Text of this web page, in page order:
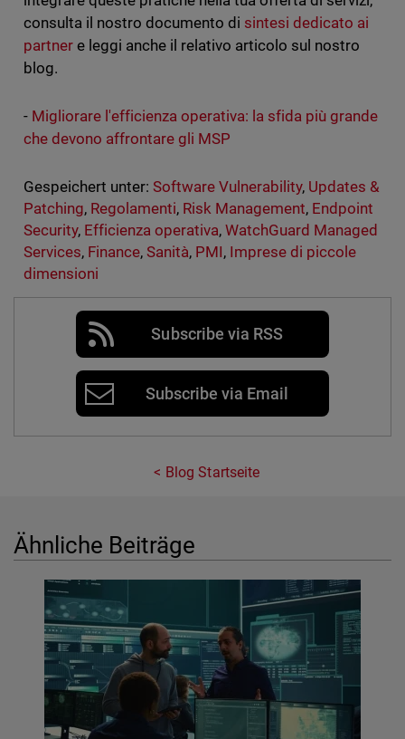
consulta il nostro documento di sintesi dedicato ai
partnere leggi anche il relativo articolo sul nostro
blog.
- Migliorare l'efficienza operativa: la sfida più grande
che devono affrontare gli MSP
Gespeichert unter: Software Vulnerability, Updates &
Patching, Regolamenti, Risk Management, Endpoint
Security, Efficienza operativa,WatchGuard Managed
Services, Finance, Sanità, PMI, Imprese di piccole
dimensioni
Subscribe via RSS
Subscribe via Email
Blog Startseite
Ähnliche Beiträge